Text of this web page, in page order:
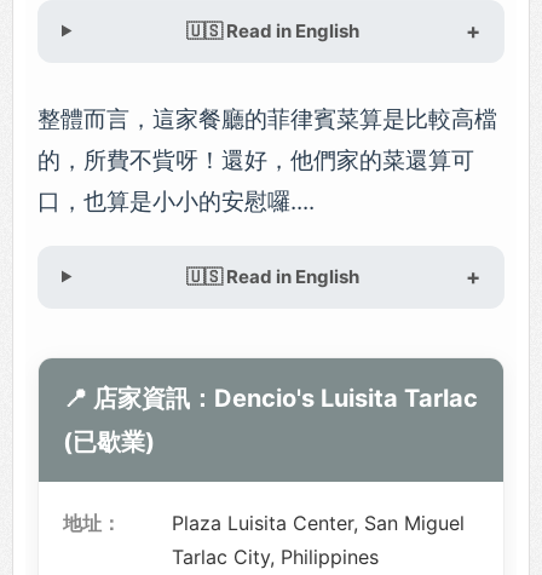
🇺🇸 Read in English
整體而言，這家餐廳的菲律賓菜算是比較高檔
的，所費不貲呀！還好，他們家的菜還算可
口，也算是小小的安慰囉....
🇺🇸 Read in English
📍 店家資訊：Dencio's Luisita Tarlac
(已歇業)
地址：
Plaza Luisita Center, San Miguel
Tarlac City, Philippines